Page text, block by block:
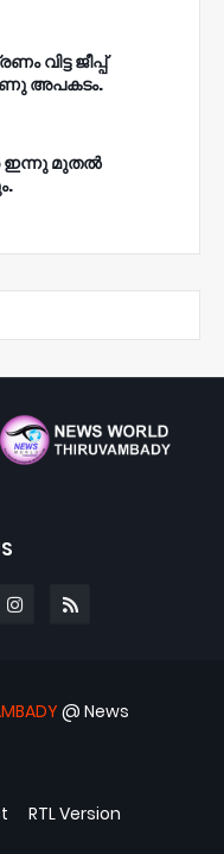
വിട്ട ജീപ്പ്
അപകടം.
ഇന്നു മുതല്‍
@ News
RTL Version